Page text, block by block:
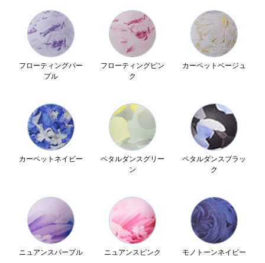
フローティングパー
プル
フローティングピン
ク
カーペットベージュ
カーペットネイビー
ペタルダンスグリー
ン
ペタルダンスブラッ
ク
ニュアンスパープル ニュアンスピンク モノトーンネイビー